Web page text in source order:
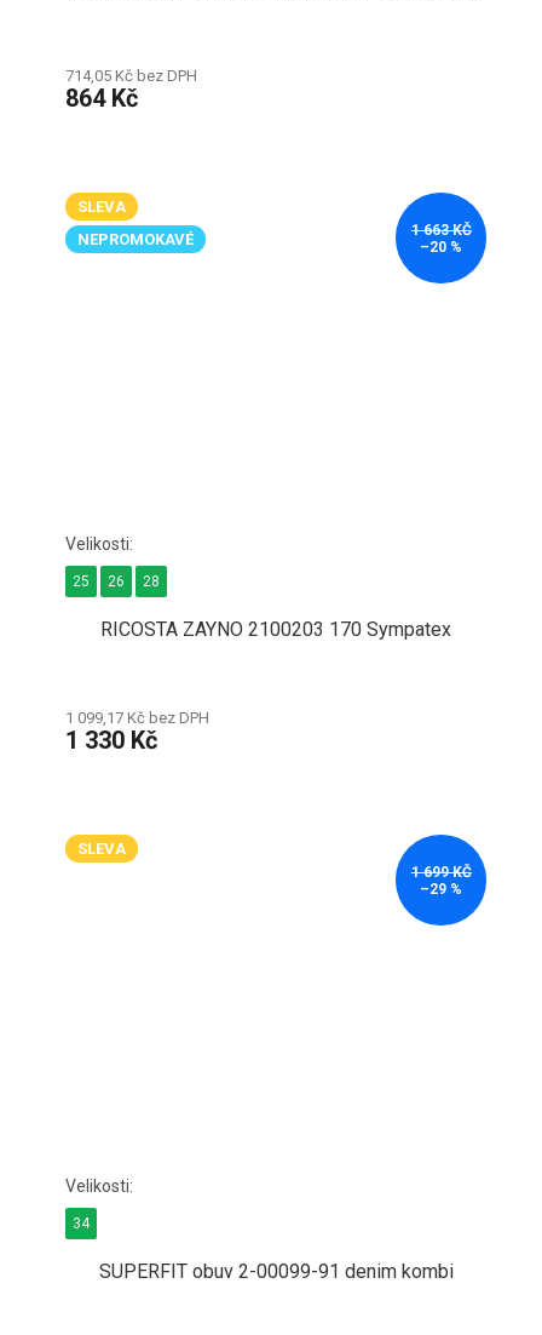
714,05 Kč bez DPH
864 Kč
SLEVA
NEPROMOKAVÉ
1 663 KČ
–20 %
RICOSTA ZAYNO 2100203 170 Sympatex
1 099,17 Kč bez DPH
1 330 Kč
25 26 28
SLEVA
1 699 KČ
–29 %
SUPERFIT obuv 2-00099-91 denim kombi
34